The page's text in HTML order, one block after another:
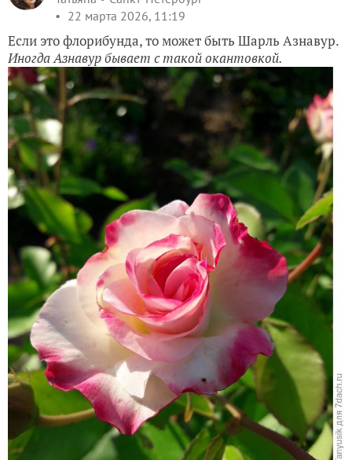
22 марта 2026, 11:19
Если это флорибунда, то может быть Шарль Азнавур.
Иногда Азнавур бывает с такой окантовкой.